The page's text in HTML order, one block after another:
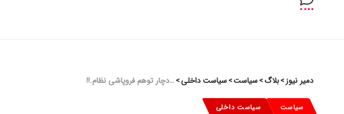
دمیر نیوز>بلاگ>سیاست>سیاست داخلی>…دچار توهم فروپاشی نظام.!!
سیاست سیاست داخلی